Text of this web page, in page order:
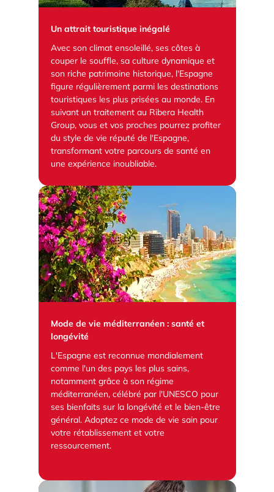
Un attrait touristique inégalé
Avec son climat ensoleillé, ses côtes à
couper le souffle, sa culture dynamique et
son riche patrimoine historique, l'Espagne
figure régulièrement parmi les destinations
touristiques les plus prisées au monde. En
suivant un traitement au Ribera Health
Group, vous et vos proches pourrez profiter
du style de vie réputé de l'Espagne,
transformant votre parcours de santé en
une expérience inoubliable.
Mode de vie méditerranéen : santé et
longévité
L'Espagne est reconnue mondialement
comme l'un des pays les plus sains,
notamment grâce à son régime
méditerranéen, célébré par l'UNESCO pour
ses bienfaits sur la longévité et le bien-être
général. Adoptez ce mode de vie sain pour
votre rétablissement et votre
ressourcement.